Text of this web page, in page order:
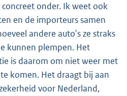
onder. Ik weet ook
en de importeurs samen
andere auto's ze straks
kunnen plempen. Het
is daarom om niet weer met
komen. Het draagt bij aan
voor Nederland,